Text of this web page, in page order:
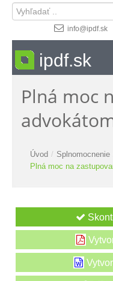
info@ipdf.sk
ipdf.sk
Formuláre
Moja zóna
Návody
Plná moc
Úvod / Splnomocnenie
Plná moc na